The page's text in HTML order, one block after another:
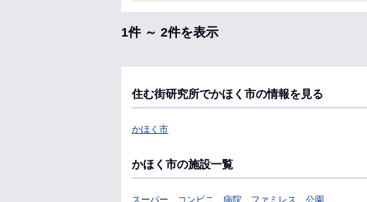
1件 ～ 2件を表示
住む街研究所でかほく市の情報を見る
かほく市
かほく市の施設一覧
スーパー コンビニ 病院 ファミレス 公園